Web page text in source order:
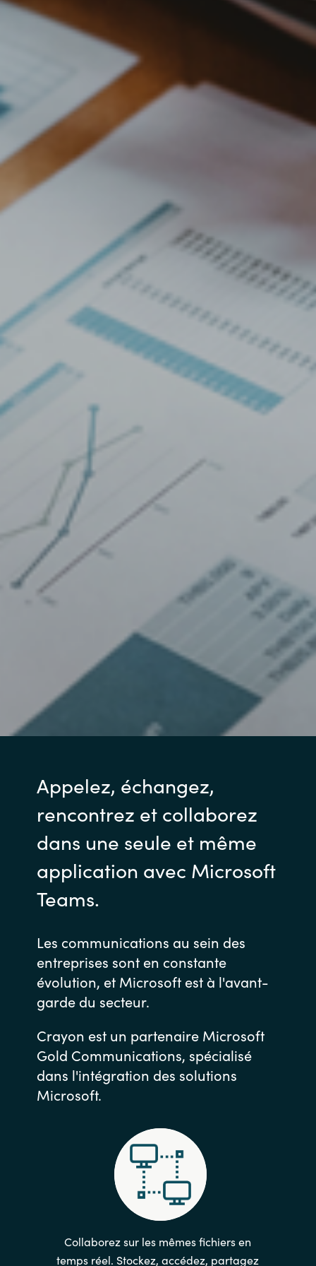
Sri Lanka
Ukraine
United Kingdom
United States
Appelez, échangez,
rencontrez et collaborez
dans une seule et même
application avec Microsoft
Teams.
Les communications au sein des
entreprises sont en constante
évolution, et Microsoft est à l'avant-
garde du secteur.
Crayon est un partenaire Microsoft
Gold Communications, spécialisé
dans l'intégration des solutions
Microsoft.
Collaborez sur les mêmes fichiers en
temps réel. Stockez, accédez, partagez